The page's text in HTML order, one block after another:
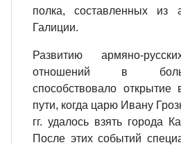
полка, составленных
Галиции.
Развитию
отношений в
способствовало открытие
пути, когда царю Ивану
гг. удалось взять города
После этих событий